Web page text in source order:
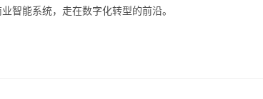
智能系统，走在数字化转型的前沿。